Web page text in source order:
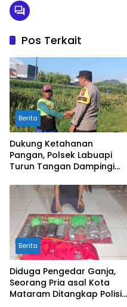
Pos Terkait
Berita
Dukung Ketahanan
Pangan, Polsek Labuapi
Turun Tangan Dampingi
Bongkot
Berita
Diduga Pengedar Ganja,
Seorang Pria asal Kota
Mataram Ditangkap Polisi